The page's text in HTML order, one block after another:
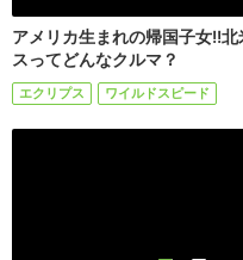
アメリカ生まれの帰国子女!!
スってどんなクルマ？
エクリプス ワイルドスピード